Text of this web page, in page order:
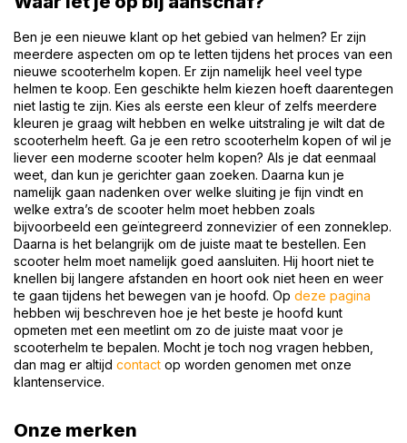
Ben je een nieuwe klant op het gebied van helmen? Er zijn
meerdere aspecten om op te letten tijdens het proces van een
nieuwe scooterhelm kopen. Er zijn namelijk heel veel type
helmen te koop. Een geschikte helm kiezen hoeft daarentegen
niet lastig te zijn. Kies als eerste een kleur of zelfs meerdere
kleuren je graag wilt hebben en welke uitstraling je wilt dat de
scooterhelm heeft. Ga je een retro scooterhelm kopen of wil je
liever een moderne scooter helm kopen? Als je dat eenmaal
weet, dan kun je gerichter gaan zoeken. Daarna kun je
namelijk gaan nadenken over welke sluiting je fijn vindt en
welke extra’s de scooter helm moet hebben zoals
bijvoorbeeld een geïntegreerd zonnevizier of een zonneklep.
Daarna is het belangrijk om de juiste maat te bestellen. Een
scooter helm moet namelijk goed aansluiten. Hij hoort niet te
knellen bij langere afstanden en hoort ook niet heen en weer
te gaan tijdens het bewegen van je hoofd. Op deze pagina
hebben wij beschreven hoe je het beste je hoofd kunt
opmeten met een meetlint om zo de juiste maat voor je
scooterhelm te bepalen. Mocht je toch nog vragen hebben,
dan mag er altijd contact op worden genomen met onze
klantenservice.
Onze merken